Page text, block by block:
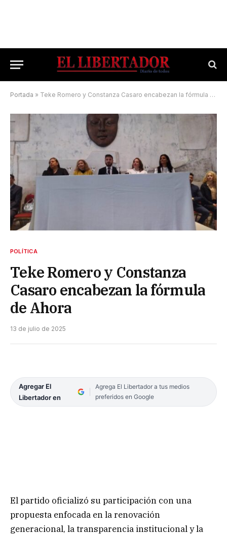
Portada » Teke Romero y Constanza Casaro encabezan la fórmula de Ahora
POLÍTICA
Teke Romero y Constanza
Casaro encabezan la fórmula
de Ahora
13 de julio de 2025
Agregar El
Libertador en
Agrega El Libertador a tus medios
preferidos en Google
El partido oficializó su participación con una
propuesta enfocada en la renovación
generacional, la transparencia institucional y la